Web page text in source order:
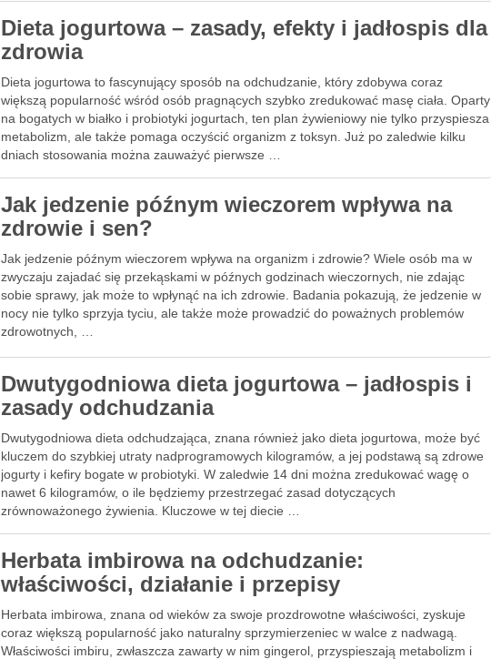
Dieta jogurtowa – zasady, efekty i jadłospis dla
zdrowia
Dieta jogurtowa to fascynujący sposób na odchudzanie, który zdobywa coraz
większą popularność wśród osób pragnących szybko zredukować masę ciała. Oparty
na bogatych w białko i probiotyki jogurtach, ten plan żywieniowy nie tylko przyspiesza
metabolizm, ale także pomaga oczyścić organizm z toksyn. Już po zaledwie kilku
dniach stosowania można zauważyć pierwsze …
Jak jedzenie późnym wieczorem wpływa na
zdrowie i sen?
Jak jedzenie późnym wieczorem wpływa na organizm i zdrowie? Wiele osób ma w
zwyczaju zajadać się przekąskami w późnych godzinach wieczornych, nie zdając
sobie sprawy, jak może to wpłynąć na ich zdrowie. Badania pokazują, że jedzenie w
nocy nie tylko sprzyja tyciu, ale także może prowadzić do poważnych problemów
zdrowotnych, …
Dwutygodniowa dieta jogurtowa – jadłospis i
zasady odchudzania
Dwutygodniowa dieta odchudzająca, znana również jako dieta jogurtowa, może być
kluczem do szybkiej utraty nadprogramowych kilogramów, a jej podstawą są zdrowe
jogurty i kefiry bogate w probiotyki. W zaledwie 14 dni można zredukować wagę o
nawet 6 kilogramów, o ile będziemy przestrzegać zasad dotyczących
zrównoważonego żywienia. Kluczowe w tej diecie …
Herbata imbirowa na odchudzanie:
właściwości, działanie i przepisy
Herbata imbirowa, znana od wieków za swoje prozdrowotne właściwości, zyskuje
coraz większą popularność jako naturalny sprzymierzeniec w walce z nadwagą.
Właściwości imbiru, zwłaszcza zawarty w nim gingerol, przyspieszają metabolizm i